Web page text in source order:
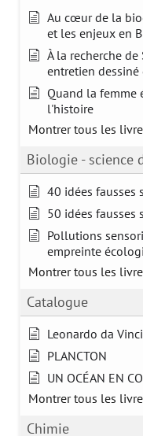
Au cœur de la
et les enjeux en
À la recherche
entretien
Quand la femme
l'histoire
Montrer tous les
Biologie - science
40 idées fausses
50 idées fausses
Pollutions
empreinte
Montrer tous les
Catalogue
Leonardo da
PLANCTON
UN OCÉAN EN
Montrer tous les
Chimie